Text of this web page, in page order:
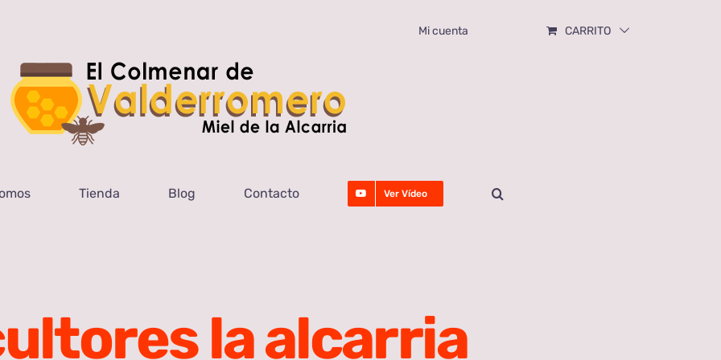
Mi cuenta CARRITO
Tienda Blog Contacto Ver Vídeo
la alcarria